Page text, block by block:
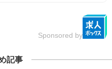
Sponsored by
記事